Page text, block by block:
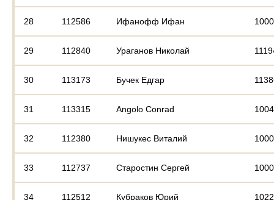
28 112586 Ифанофф Ифан
29 112840 Ураганов Николай
30 113173 Бучек Едгар
31 113315 Angolo Conrad
32 112380 Нишукес Виталий
33 112737 Старостин Сергей
34 112512 Кубраков Юрий